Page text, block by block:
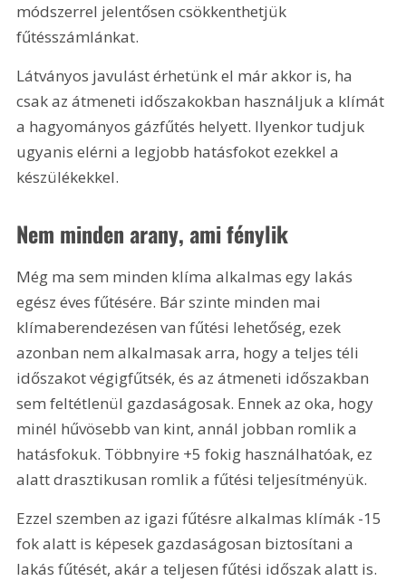
módszerrel jelentősen csökkenthetjük
fűtésszámlánkat.
Látványos javulást érhetünk el már akkor is, ha
csak az átmeneti időszakokban használjuk a klímát
a hagyományos gázfűtés helyett. Ilyenkor tudjuk
ugyanis elérni a legjobb hatásfokot ezekkel a
készülékekkel.
Nem minden arany, ami fénylik
Még ma sem minden klíma alkalmas egy lakás
egész éves fűtésére. Bár szinte minden mai
klímaberendezésen van fűtési lehetőség, ezek
azonban nem alkalmasak arra, hogy a teljes téli
időszakot végigfűtsék, és az átmeneti időszakban
sem feltétlenül gazdaságosak. Ennek az oka, hogy
minél hűvösebb van kint, annál jobban romlik a
hatásfokuk. Többnyire +5 fokig használhatóak, ez
alatt drasztikusan romlik a fűtési teljesítményük.
Ezzel szemben az igazi fűtésre alkalmas klímák -15
fok alatt is képesek gazdaságosan biztosítani a
lakás fűtését, akár a teljesen fűtési időszak alatt is.